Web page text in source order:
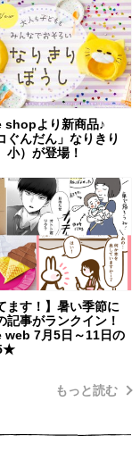
より新商品♪
ぐんだん」なりきり
小）が登場！
ます！】暑い季節に
記事がランクイン！
7月5日～11日の
もっと読む